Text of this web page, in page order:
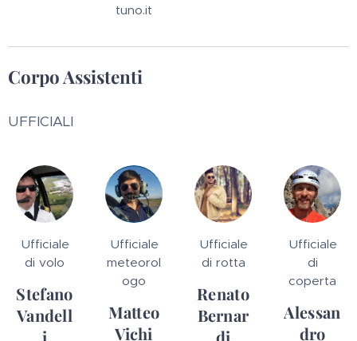
tuno.it
Corpo Assistenti
UFFICIALI
Ufficiale
di volo
Stefano
Vandell
i
Ufficiale
meteorol
ogo
Matteo
Vichi
Ufficiale
di rotta
Renato
Bernar
di
Ufficiale
di
coperta
Alessan
dro